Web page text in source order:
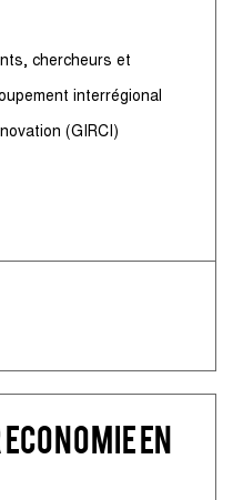
chercheurs et
interrégional
(GIRCI)
en